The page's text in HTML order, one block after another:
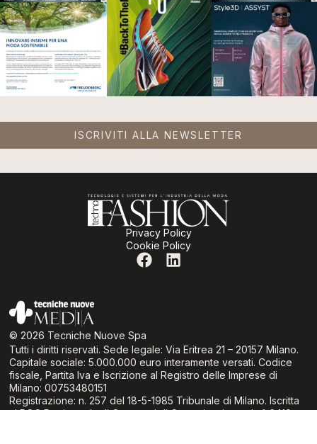
ISCRIVITI ALLA NEWSLETTER
Privacy Policy
Cookie Policy
© 2026 Tecniche Nuove Spa
Tutti i diritti riservati. Sede legale: Via Eritrea 21 – 20157 Milano.
Capitale sociale: 5.000.000 euro interamente versati. Codice
fiscale, Partita Iva e Iscrizione al Registro delle Imprese di
Milano: 00753480151
Registrazione: n. 257 del 18-5-1985 Tribunale di Milano. Iscritta
al ROC Registro degli Operatori di Comunicazione al n° 6419